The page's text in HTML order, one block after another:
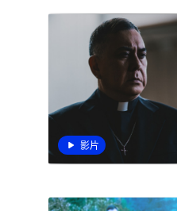
影片